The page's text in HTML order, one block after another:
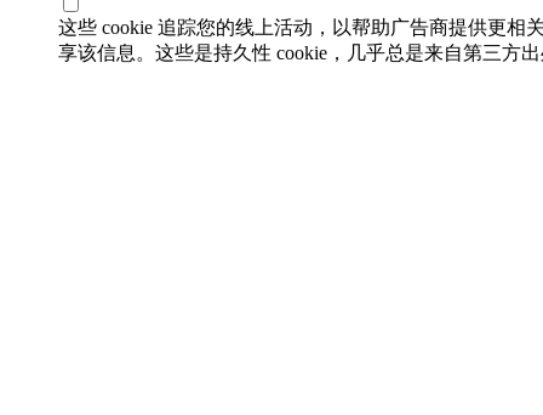
这些 cookie 追踪您的线上活动，以帮助广告商提供更相
享该信息。这些是持久性 cookie，几乎总是来自第三方